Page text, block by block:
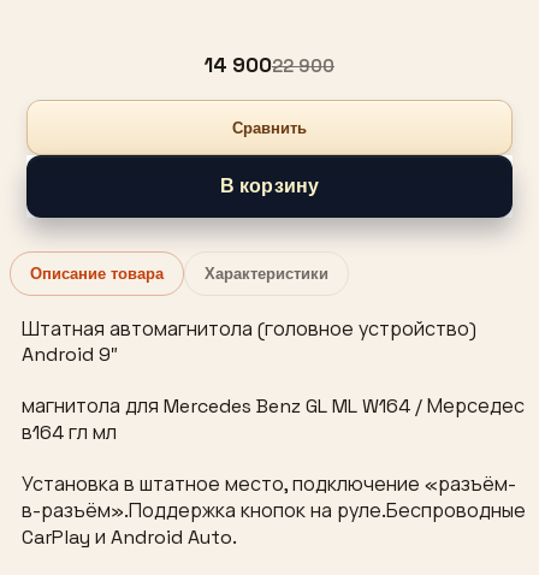
14 90022 900
Сравнить
В корзину
Описание товара Характеристики
Штатная автомагнитола (головное устройство)
Android 9″
магнитола для Mercedes Benz GL ML W164 / Мерседес
в164 гл мл
Установка в штатное место, подключение «разъём-
в-разъём».Поддержка кнопок на руле.Беспроводные
CarPlay и Android Auto.